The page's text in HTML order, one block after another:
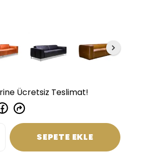
Ücretsiz Teslimat!
SEPETE EKLE